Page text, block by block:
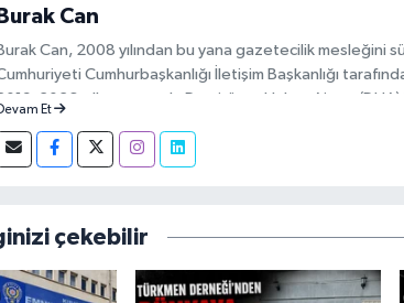
Burak Can
Can, 2008 yılından bu yana gazetecilik mesleğini
Cumhurbaşkanlığı İletişim Başkanlığı
2026 yılları arasında Demirören Haber Ajansı (DHA)
Muhabiri olarak sürdürmektedir.
Et
çekebilir